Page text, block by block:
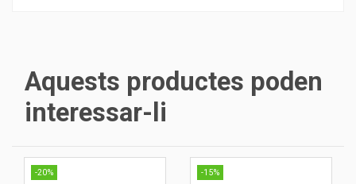
Aquests productes poden
interessar-li
-20% -15%